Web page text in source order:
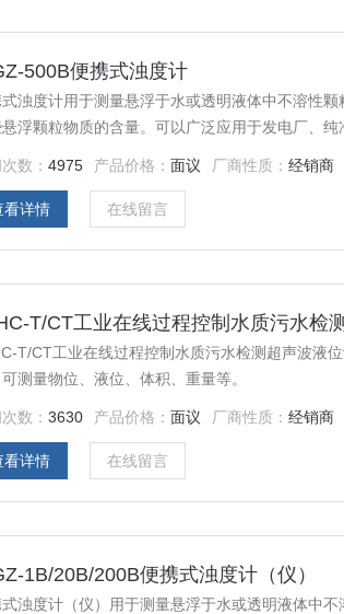
500B便携式浊度计
浊度计用于测量悬浮于水或透明液体中不溶性
浮颗粒物质的含量。可以广泛应用于发电厂、
数：4975 产品价格：面议 厂商性质：经销商
看详情 在线留言
T/CT工业在线过程控制水质污水检
T/CT工业在线过程控制水质污水检测超声波液
测量物位、液位、体积、重量等。
数：3630 产品价格：面议 厂商性质：经销商
看详情 在线留言
1B/20B/200B便携式浊度计（仪）
浊度计（仪）用于测量悬浮于水或透明液体中